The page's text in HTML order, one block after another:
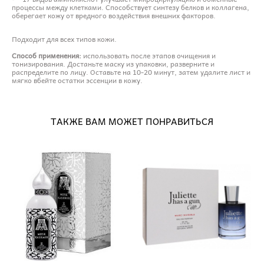
процессы между клетками. Способствует синтезу белков и коллагена,
оберегает кожу от вредного воздействия внешних факторов.
Подходит для всех типов кожи.
Способ применения: использовать после этапов очищения и
тонизирования. Достаньте маску из упаковки, разверните и
распределите по лицу. Оставьте на 10-20 минут, затем удалите лист и
мягко вбейте остатки эссенции в кожу.
ТАКЖЕ ВАМ МОЖЕТ ПОНРАВИТЬСЯ